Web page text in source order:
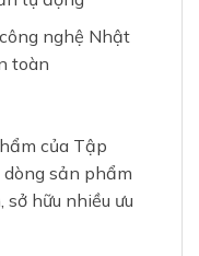
nghệ Nhật
toàn
của Tập
sản phẩm
hữu nhiều ưu